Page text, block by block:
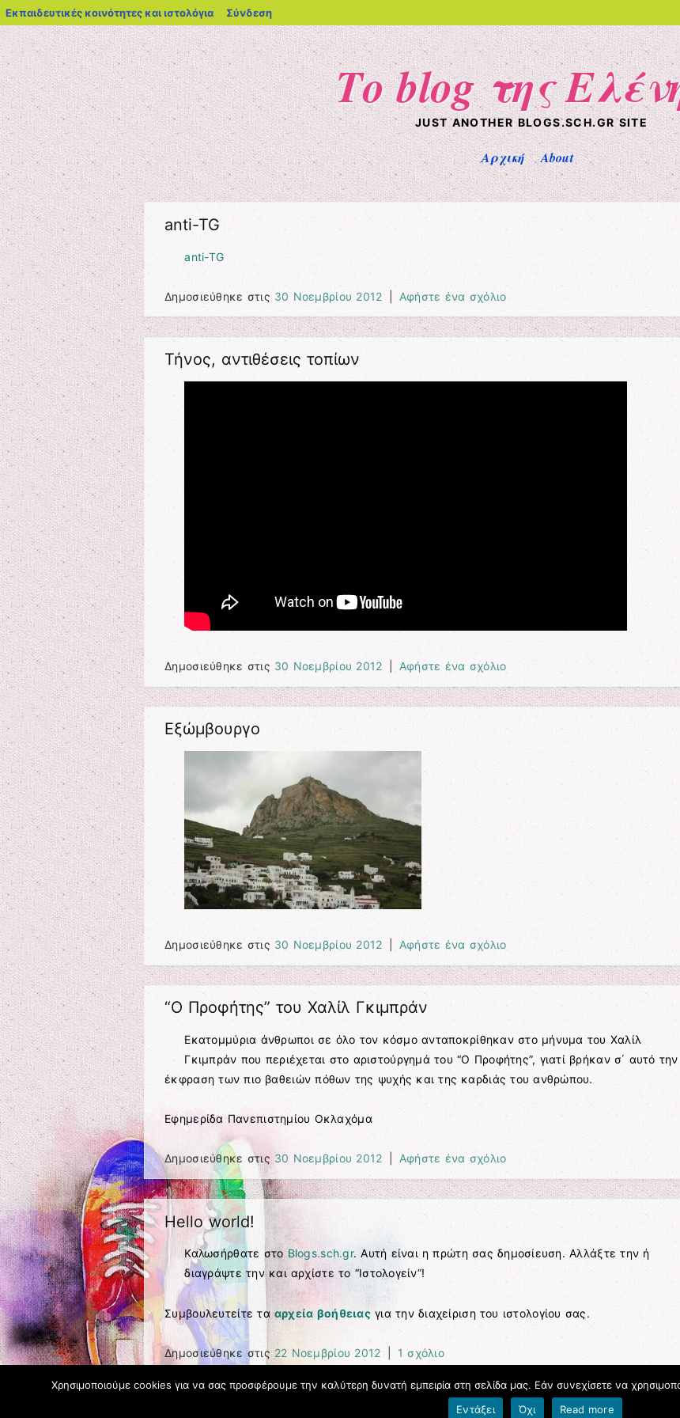
Εκπαιδευτικές κοινότητες και ιστολόγια blogs.sch.gr
Σύνδεση
Το blog της
JUST ANOTHER BLOGS.SCH.GR SITE
Μενού
Μετάβαση στο περιεχόμενο Αρχική About
anti-TG
anti-TG
Δημοσιεύθηκε στις 30 Νοεμβρίου 2012 Αφήστε ένα σχόλιο
Τήνος, αντιθέσεις τοπίων
Δημοσιεύθηκε στις 30 Νοεμβρίου 2012 Αφήστε ένα σχόλιο
Εξώμβουργο
Δημοσιεύθηκε στις 30 Νοεμβρίου 2012 Αφήστε ένα σχόλιο
“Ο Προφήτης” του Χαλίλ Γκιμπράν
Εκατομμύρια άνθρωποι σε όλο τον κόσμο ανταποκρίθηκαν στο μήνυμα του Χαλίλ
Γκιμπράν που περιέχεται στο αριστούργημά του “Ο Προφήτης”, γιατί βρήκαν σ΄ αυτό την
έκφραση των πιο βαθειών πόθων της ψυχής και της καρδιάς του ανθρώπου.
Εφημερίδα Πανεπιστημίου Οκλαχόμα
Δημοσιεύθηκε στις 30 Νοεμβρίου 2012 Αφήστε ένα σχόλιο
Hello world!
Καλωσήρθατε στο Blogs.sch.gr. Αυτή είναι η πρώτη σας δημοσίευση. Αλλάξτε την ή
διαγράψτε την και αρχίστε το “Ιστολογείν”!
Συμβουλευτείτε τααρχεία βοήθειαςγια την διαχείριση του ιστολογίου σας.
Δημοσιεύθηκε στις 22 Νοεμβρίου 2012 1 σχόλιο
Όροι χρήσης blogs.sch.gr| Δήλωση προσβασιμότητας
Χρησιμοποιούμε cookies για να σας προσφέρουμε την καλύτερη δυνατή εμπειρία στη σελίδα μας. Εάν συνεχίσετε να
Εντάξει
Όχι Read more